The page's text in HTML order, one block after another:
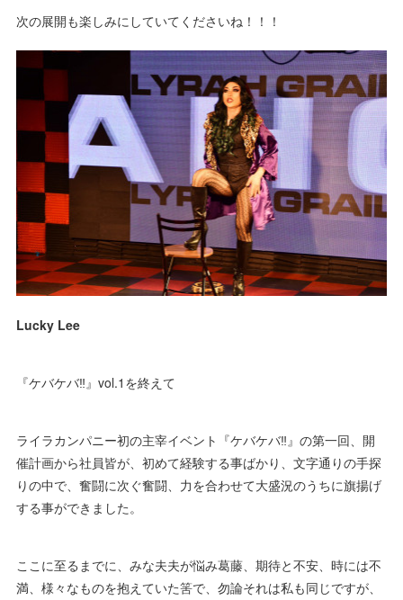
次の展開も楽しみにしていてくださいね！！！
Lucky Lee
『ケバケバ‼️』vol.1を終えて
ライラカンパニー初の主宰イベント『ケバケバ‼️』の第一回、開
催計画から社員皆が、初めて経験する事ばかり、文字通りの手探
りの中で、奮闘に次ぐ奮闘、力を合わせて大盛況のうちに旗揚げ
する事ができました。
ここに至るまでに、みな夫夫が悩み葛藤、期待と不安、時には不
満、様々なものを抱えていた筈で、勿論それは私も同じですが、